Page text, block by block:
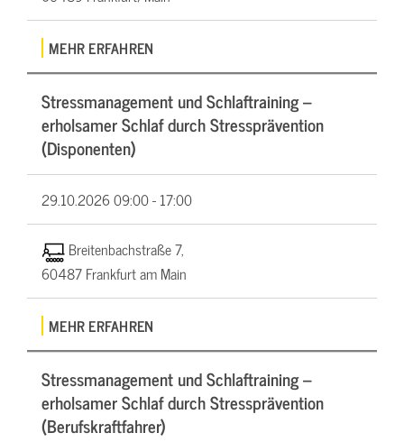
MEHR ERFAHREN
Stressmanagement und Schlaftraining –
erholsamer Schlaf durch Stressprävention
(Disponenten)
29.10.202609:00 - 17:00
Breitenbachstraße 7,
60487 Frankfurt am Main
MEHR ERFAHREN
Stressmanagement und Schlaftraining –
erholsamer Schlaf durch Stressprävention
(Berufskraftfahrer)